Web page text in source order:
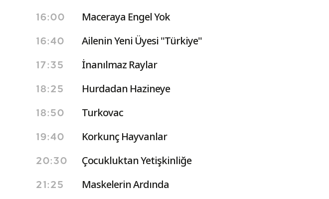
16:00 Maceraya Engel Yok
16:40 Ailenin Yeni Üyesi ''Türkiye''
17:35 İnanılmaz Raylar
18:25 Hurdadan Hazineye
18:50 Turkovac
19:40 Korkunç Hayvanlar
20:30 Çocukluktan Yetişkinliğe
21:25 Maskelerin Ardında